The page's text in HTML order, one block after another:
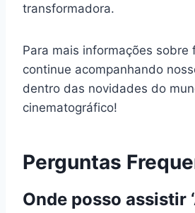
transformadora.
Para mais informações sobre
continue acompanhando
dentro das novidades do
cinematográfico!
Perguntas
Onde posso assistir